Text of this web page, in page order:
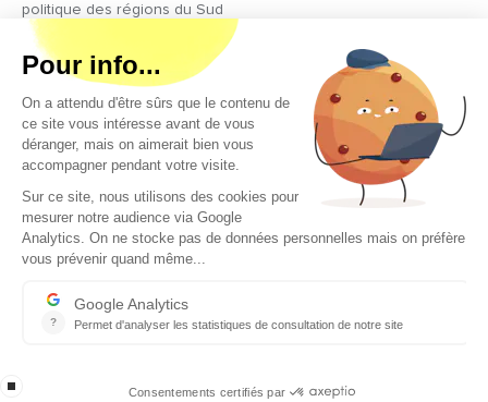
politique des régions du Sud
Copyright © 2026 - Tous droits réservés
Qui sommes-nous ?
Contact
Conditions générales d’utilisation